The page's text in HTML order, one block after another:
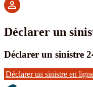
Déclarer un
Déclarer un sinistre
Déclarer un sinistre en